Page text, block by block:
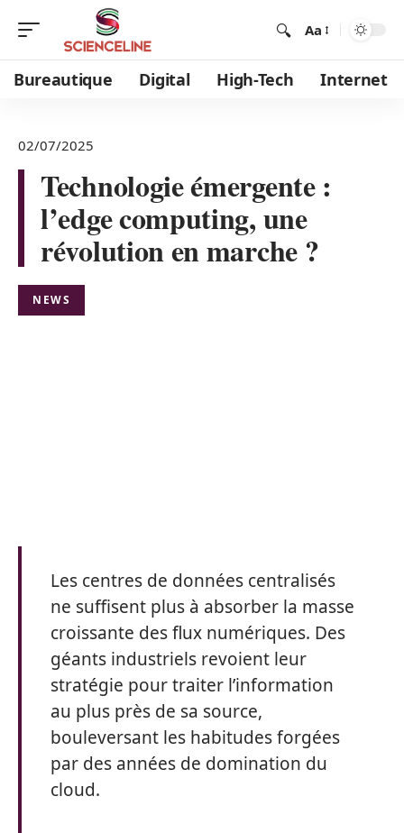
Aa
Bureautique Digital High-Tech Internet
02/07/2025
Technologie émergente :
l’edge computing, une
révolution en marche ?
NEWS
Les centres de données centralisés
ne suffisent plus à absorber la masse
croissante des flux numériques. Des
géants industriels revoient leur
stratégie pour traiter l’information
au plus près de sa source,
bouleversant les habitudes forgées
par des années de domination du
cloud.